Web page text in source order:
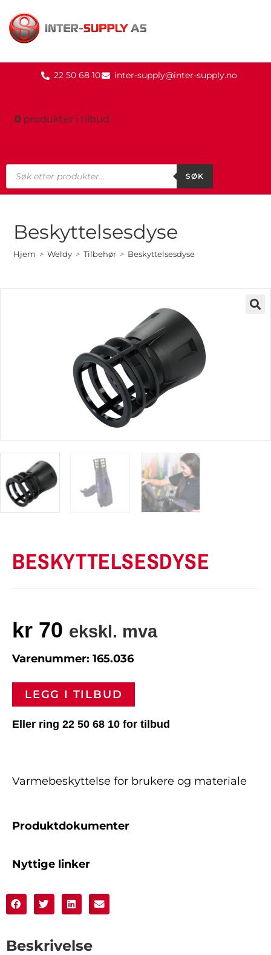
22 50 68 10 inter-supply@inter-supply.no
0 produkter i tilbud
SØK
Beskyttelsesdyse
Hjem > Weldy > Tilbehør > Beskyttelsesdyse
BESKYTTELSESDYSE
kr 70 ekskl. mva
Varenummer: 165.036
LEGG I TILBUD
Eller ring 22 50 68 10 for tilbud
Varmebeskyttelse for brukere og materiale
Produktdokumenter
Nyttige linker
Beskrivelse